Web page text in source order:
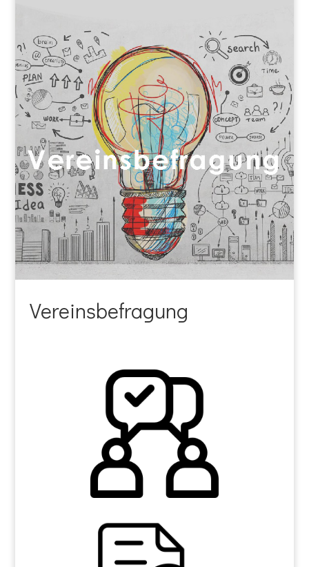
Vereinsbefragung